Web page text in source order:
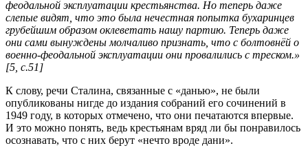
феодальной эксплуатации крестьянства. Но теперь даже
слепые видят, что это была нечестная попытка бухаринцев
грубейшим образом оклеветать нашу партию. Теперь даже
они сами вынуждены молчаливо признать, что с болтовнёй о
военно-феодальной эксплуатации они провалились с треском.»
[5, с.51]
К слову, речи Сталина, связанные с «данью», не были
опубликованы нигде до издания собраний его сочинений в
1949 году, в которых отмечено, что они печатаются впервые.
И это можно понять, ведь крестьянам вряд ли бы понравилось
осознавать, что с них берут «нечто вроде дани».